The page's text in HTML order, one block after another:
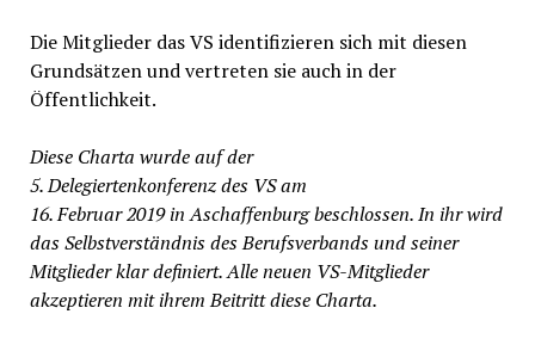
Die Mitglieder das VS identifizieren sich mit diesen
Grundsätzen und vertreten sie auch in der
Öffentlichkeit.
Diese Charta wurde auf der
5. Delegiertenkonferenz des VS am
16. Februar 2019 in Aschaffenburg beschlossen. In ihr wird
das Selbstverständnis des Berufsverbands und seiner
Mitglieder klar definiert. Alle neuen VS-Mitglieder
akzeptieren mit ihrem Beitritt diese Charta.